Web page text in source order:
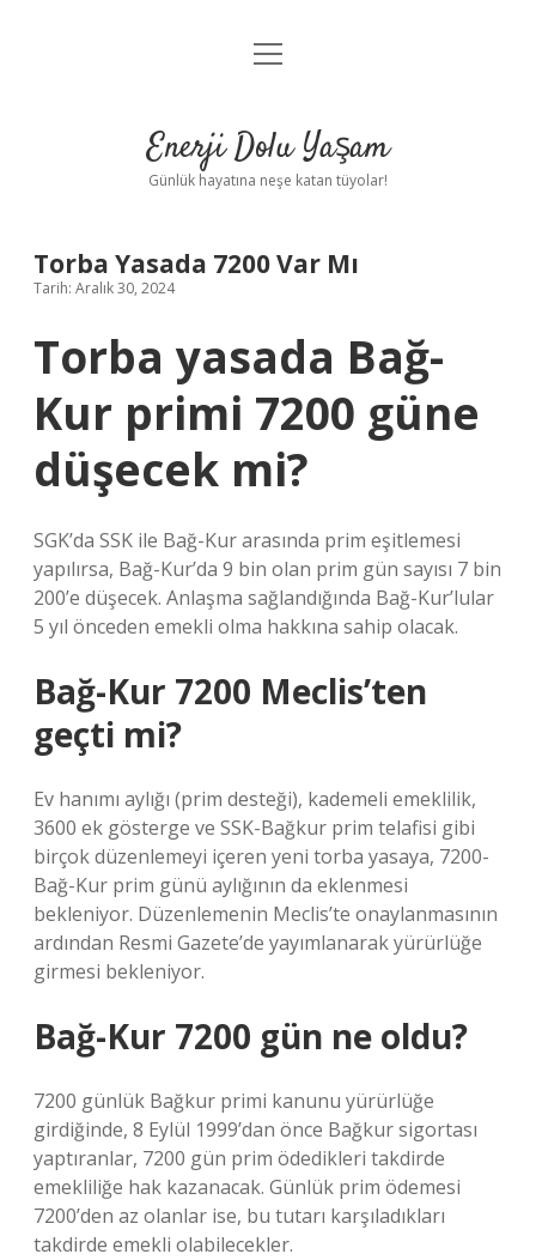
Anasayfa
Yasal Uyarı
menüyü
Enerji Dolu Yaşam
Günlük hayatına neşe katan tüyolar!
Torba Yasada 7200 Var Mı
Tarih: Aralık 30, 2024
Torba yasada Bağ-
Kur primi 7200 güne
düşecek mi?
SGK’da SSK ile Bağ-Kur arasında prim eşitlemesi
yapılırsa, Bağ-Kur’da 9 bin olan prim gün sayısı 7 bin
200’e düşecek. Anlaşma sağlandığında Bağ-Kur’lular
5 yıl önceden emekli olma hakkına sahip olacak.
Bağ-Kur 7200 Meclis’ten
geçti mi?
Ev hanımı aylığı (prim desteği), kademeli emeklilik,
3600 ek gösterge ve SSK-Bağkur prim telafisi gibi
birçok düzenlemeyi içeren yeni torba yasaya, 7200-
Bağ-Kur prim günü aylığının da eklenmesi
bekleniyor. Düzenlemenin Meclis’te onaylanmasının
ardından Resmi Gazete’de yayımlanarak yürürlüğe
girmesi bekleniyor.
Bağ-Kur 7200 gün ne oldu?
7200 günlük Bağkur primi kanunu yürürlüğe
girdiğinde, 8 Eylül 1999’dan önce Bağkur sigortası
yaptıranlar, 7200 gün prim ödedikleri takdirde
emekliliğe hak kazanacak. Günlük prim ödemesi
7200’den az olanlar ise, bu tutarı karşıladıkları
takdirde emekli olabilecekler.